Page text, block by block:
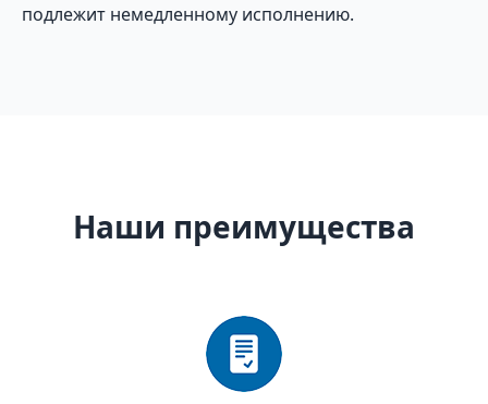
подлежит немедленному исполнению.
Наши преимущества